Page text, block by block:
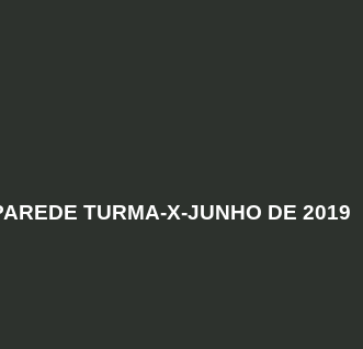
TURMA-X-JUNHO DE 2019